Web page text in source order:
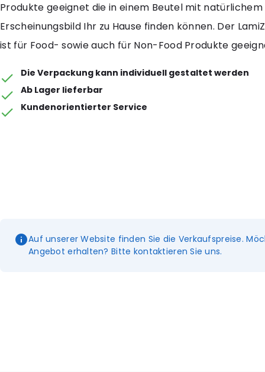
Produkte geeignet die in einem Beutel mit natürlichem
Erscheinungsbild Ihr zu Hause finden können. Der
ist für Food- sowie auch für Non-Food Produkte
Die Verpackung kann individuell gestaltet werden
Ab Lager lieferbar
Kundenorientierter Service
Auf unserer Website finden Sie die Verkaufspreise.
Angebot erhalten? Bitte kontaktieren Sie uns.